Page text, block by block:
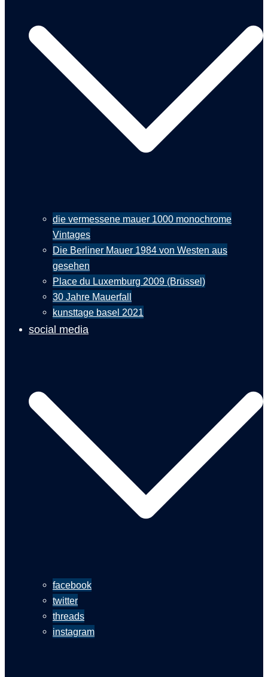
die vermessene mauer 1000 monochrome
Vintages
Die Berliner Mauer 1984 von Westen aus
gesehen
Place du Luxemburg 2009 (Brüssel)
30 Jahre Mauerfall
kunsttage basel 2021
social media
facebook
twitter
threads
instagram